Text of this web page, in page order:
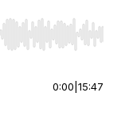
End to jump
0:00 15:47